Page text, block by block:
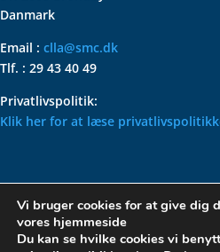
Danmark
Email : clla@smc.dk
Tlf. : 29 43 40 49
Privatlivspolitik:
Klik her for at læse
PARTS –
KLASSISKE
Vi bruger cookies for at give dig
vores hjemmeside
Du kan se hvilke cookies vi